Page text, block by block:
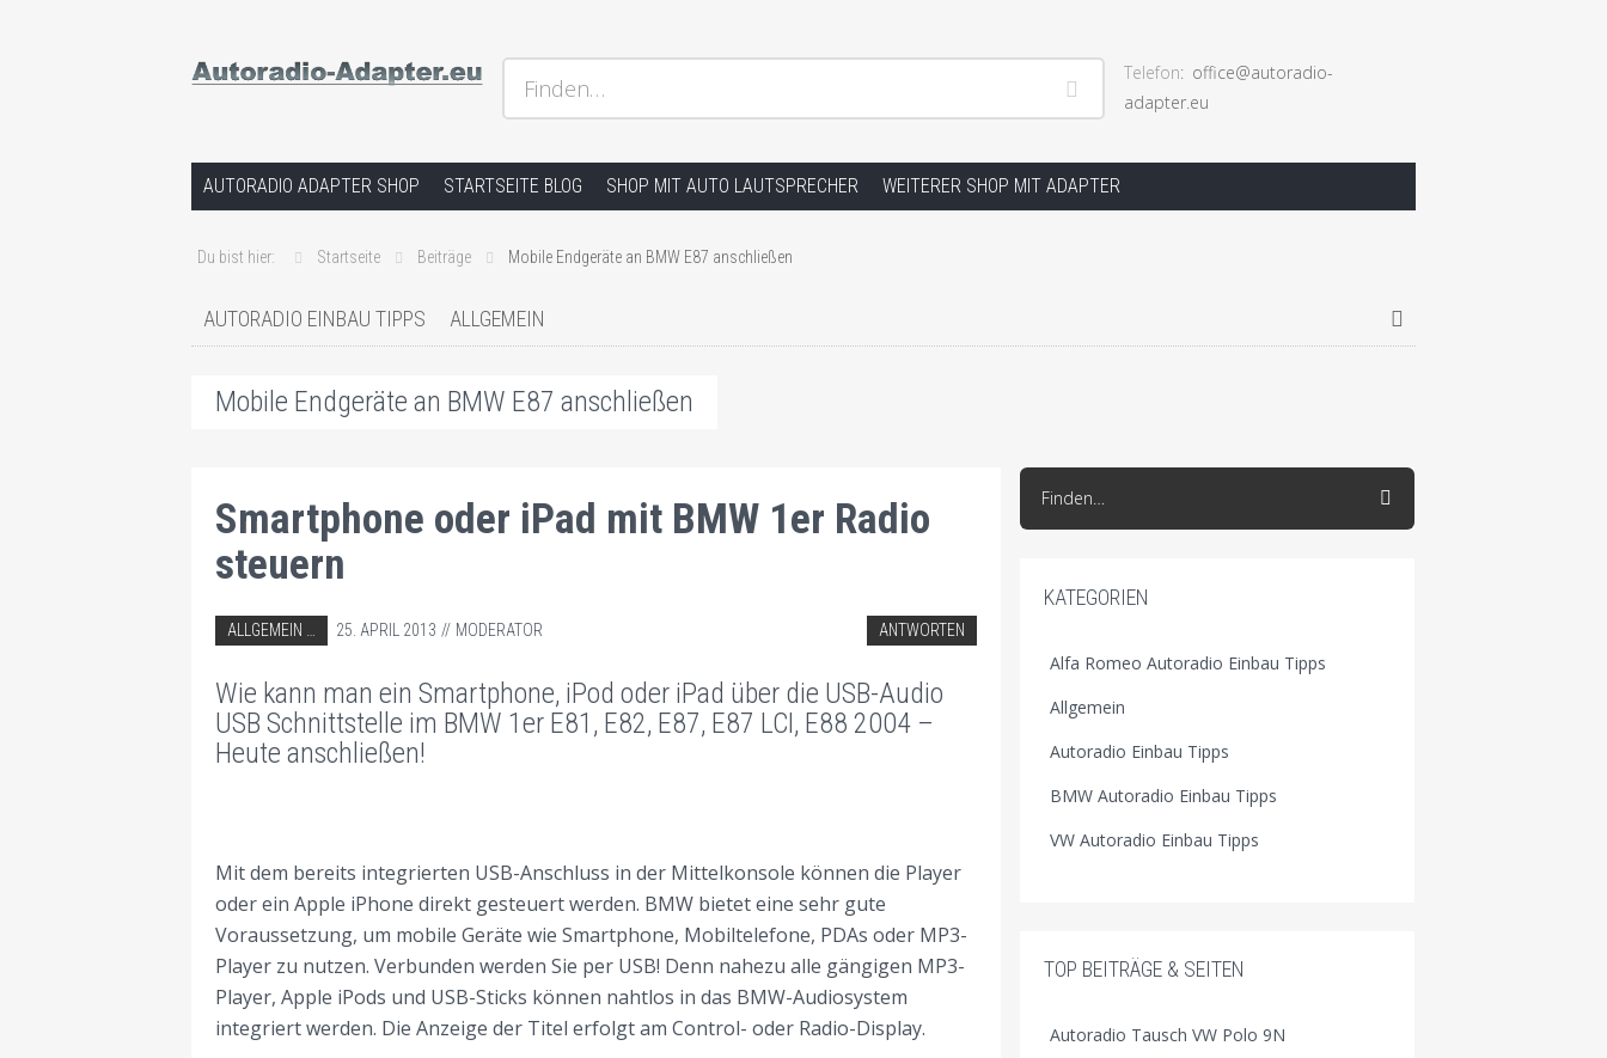
Hilfe bei Autoradios und der Installation und andere Hifi Probleme, Radio Einbauhilfe und Anleitungen
Telefon
office@autoradio-
adapter.eu
Finden…
Springe zum Inhalt
AUTORADIO ADAPTER SHOP STARTSEITE BLOG SHOP MIT AUTO LAUTSPRECHER WEITERER SHOP MIT ADAPTER
Du bist hier: Startseite Beiträge Mobile Endgeräte an BMW E87 anschließen
AUTORADIO EINBAU TIPPS ALLGEMEIN
Mobile Endgeräte an BMW E87 anschließen
Smartphone oder iPad mit BMW 1er Radio
steuern
ABGELEGT IN:
ALLGEMEIN
BMW AUTORADIO EINBAU TIPPS
25. APRIL 2013 MODERATOR ANTWORTEN
Wie kann man ein Smartphone, iPod oder iPad über die USB-Audio
USB Schnittstelle im BMW 1er E81, E82, E87, E87 LCI, E88 2004 –
Heute anschließen!
Mit dem bereits integrierten USB-Anschluss in der Mittelkonsole können die Player
oder ein Apple iPhone direkt gesteuert werden. BMW bietet eine sehr gute
Voraussetzung, um mobile Geräte wie Smartphone, Mobiltelefone, PDAs oder MP3-
Player zu nutzen. Verbunden werden Sie per USB! Denn nahezu alle gängigen MP3-
Player, Apple iPods und USB-Sticks können nahtlos in das BMW-Audiosystem
integriert werden. Die Anzeige der Titel erfolgt am Control- oder Radio-Display.
Finden…
KATEGORIEN
Alfa Romeo Autoradio Einbau Tipps
Allgemein
Autoradio Einbau Tipps
BMW Autoradio Einbau Tipps
VW Autoradio Einbau Tipps
TOP BEITRÄGE & SEITEN
Autoradio Tausch VW Polo 9N